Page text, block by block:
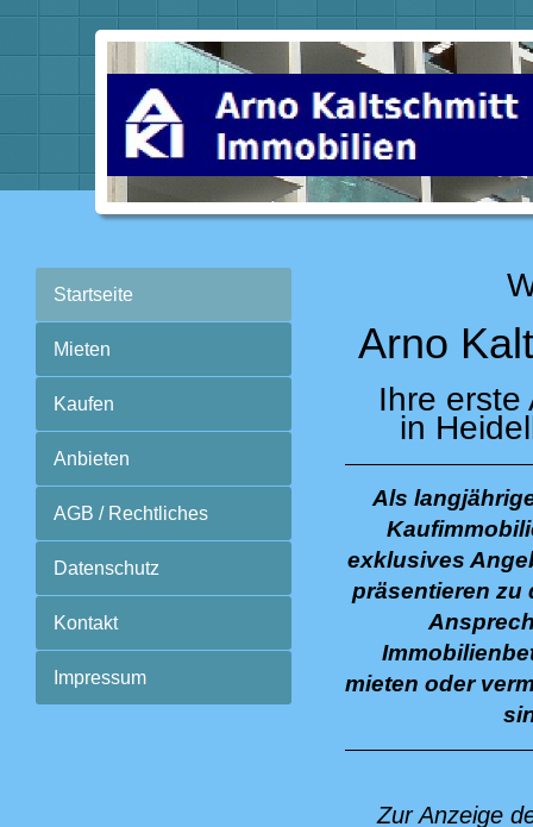
Startseite
Mieten
Kaufen
Anbieten
AGB / Rechtliches
Datenschutz
Kontakt
Impressum
Arno
Ihre erste
in
Als
exklusives
präsentieren zu
mieten oder
Zur Anzeige